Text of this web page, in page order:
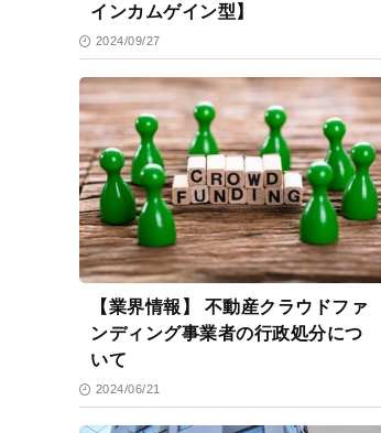
インカムゲイン型】
2024/09/27
【業界情報】 不動産クラウドファ
ンディング事業者の行政処分につ
いて
2024/06/21